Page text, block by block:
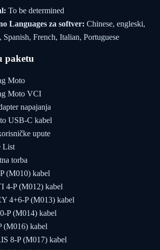
To be determined
Languages za softver: Chinese, engleski,
Spanish, French, Italian, Portuguese
paketu
Moto
Moto VCI
napajanja
USB-C kabel
upute
List
torba
(M010) kabel
4-P (M012) kabel
4+6-P (M013) kabel
P (M014) kabel
(M016) kabel
8-P (M017) kabel